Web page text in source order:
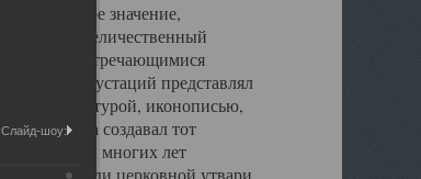
значение,
и величественный
нигде не встречающимися
инкрустаций представлял
скульптурой, иконописью,
храма создавал тот
протяжении многих лет
среди церковной утвари
Слайд-шоу: